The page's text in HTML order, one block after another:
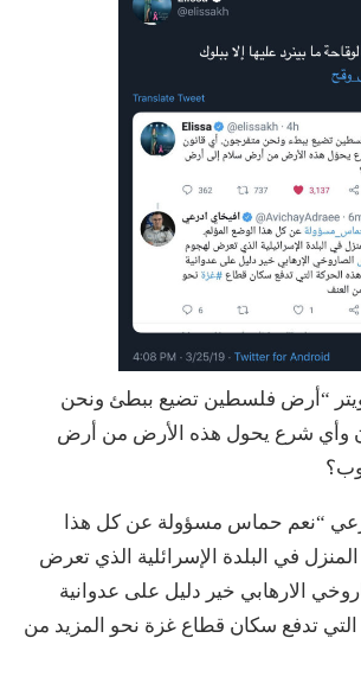
“أرض فلسطين تضيع ببطئ ونحن
وأي شرع يحول هذه الأرض من أرض
“نعم حماس مسؤولة عن كل هذا
في البلدة الإسرائلية الذي تعرض
الارهابي خير دليل على عدوانية
تدفع سكان قطاع غزة نحو المزيد من